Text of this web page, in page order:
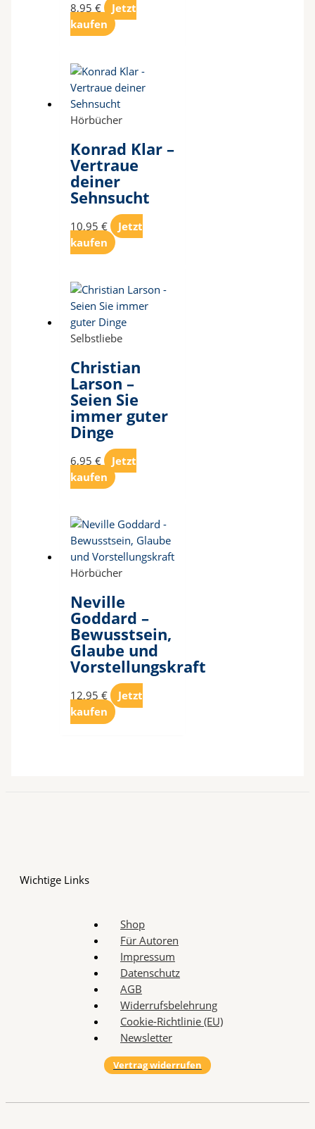
8,95 €
Jetzt
kaufen
Hörbücher
Konrad Klar –
Vertraue
deiner
Sehnsucht
10,95 €
Jetzt
kaufen
Selbstliebe
Christian
Larson –
Seien Sie
immer guter
Dinge
6,95 €
Jetzt
kaufen
Hörbücher
Neville
Goddard –
Bewusstsein,
Glaube und
Vorstellungskraft
12,95 €
Jetzt
kaufen
Wichtige Links
Shop
Für Autoren
Impressum
Datenschutz
AGB
Widerrufsbelehrung
Cookie-Richtlinie (EU)
Newsletter
Vertrag widerrufen